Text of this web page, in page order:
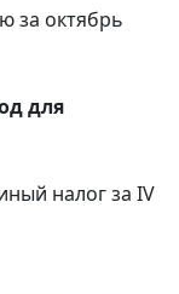
за октябрь
для
налог за IV